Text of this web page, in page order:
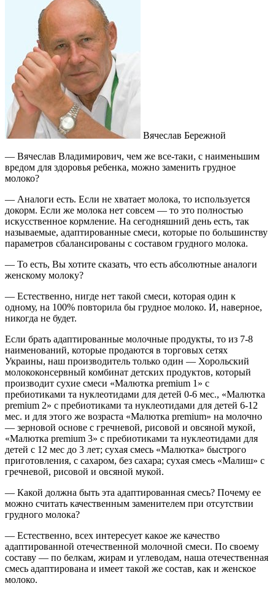
Вячеслав Бережной
— Вячеслав Владимирович, чем же все-таки, с наименьшим
вредом для здоровья ребенка, можно заменить грудное
молоко?
— Аналоги есть. Если не хватает молока, то используется
докорм. Если же молока нет совсем — то это полностью
искусственное кормление. На сегодняшний день есть, так
называемые, адаптированные смеси, которые по большинству
параметров сбалансированы с составом грудного молока.
— То есть, Вы хотите сказать, что есть абсолютные аналоги
женскому молоку?
— Естественно, нигде нет такой смеси, которая один к
одному, на 100% повторила бы грудное молоко. И, наверное,
никогда не будет.
Если брать адаптированные молочные продукты, то из 7-8
наименований, которые продаются в торговых сетях
Украины, наш производитель только один — Хорольский
молококонсервный комбинат детских продуктов, который
производит сухие смеси «Малютка premium 1» с
пребиотиками та нуклеотидами для детей 0-6 мес., «Малютка
premium 2» с пребиотиками та нуклеотидами для детей 6-12
мес. и для этого же возраста «Малютка premium» на молочно
— зерновой основе с гречневой, рисовой и овсяной мукой,
«Малютка premium 3» с пребиотиками та нуклеотидами для
детей с 12 мес до 3 лет; сухая смесь «Малютка» быстрого
приготовления, с сахаром, без сахара; сухая смесь «Малиш» с
гречневой, рисовой и овсяной мукой.
— Какой должна быть эта адаптированная смесь? Почему ее
можно считать качественным заменителем при отсутствии
грудного молока?
— Естественно, всех интереcует какое же качество
адаптированной отечественной молочной смеси. По своему
составу — по белкам, жирам и углеводам, наша отечественная
смесь адаптирована и имеет такой же состав, как и женское
молоко.